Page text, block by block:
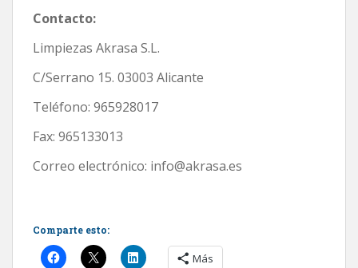
Contacto:
Limpiezas Akrasa S.L.
C/Serrano 15. 03003 Alicante
Teléfono: 965928017
Fax: 965133013
Correo electrónico: info@akrasa.es
Comparte esto:
Más